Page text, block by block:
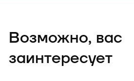
Возможно, вас
заинтересует